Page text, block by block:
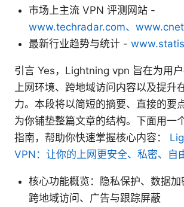
市场上主流 VPN 评测网站 -
www.techradar.com、
最新行业趋势与统计 -
引言 Yes，Lightning vpn 旨在为用
上网环境、跨地域访问内容以及提升
力。本段将以简短的摘要、直接的要
为你铺垫整篇文章的结构。下面用一
指南，帮助你快速掌握核心内容：
VPN：让你的上网更安全、私密、自
核心功能概览：隐私保护、数据加
跨地域访问、广告与跟踪屏蔽